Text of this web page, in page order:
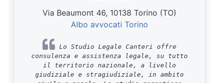
Via Beaumont 46, 10138 Torino (TO)
Albo avvocati Torino
Lo Studio Legale Canteri offre
consulenza e assistenza legale, su tutto
il territorio nazionale, a livello
giudiziale e stragiudiziale, in ambito